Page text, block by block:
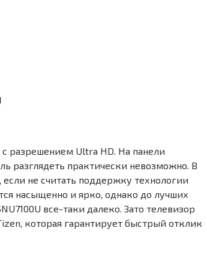
разрешением Ultra HD. На панели
разглядеть практически невозможно. В
не считать поддержку технологии
насыщенно и ярко, однако до лучших
все-таки далеко. Зато телевизор
которая гарантирует быстрый отклик